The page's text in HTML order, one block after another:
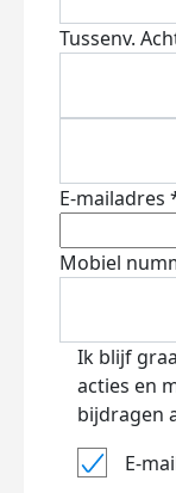
Tussenv.
E-mailadres
Mobiel
Ik blijf
acties en
bijdragen
E-